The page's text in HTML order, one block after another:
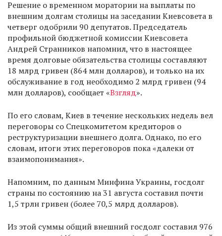
Решение о временном моратории на выплаты по
внешним долгам столицы на заседании Киевсовета в
четверг одобрили 90 депутатов. Председатель
профильной бюджетной комиссии Киевсовета
Андрей Странников напомнил, что в настоящее
время долговые обязательства столицы составляют
18 млрд гривен (864 млн долларов), и только на их
обслуживание в год необходимо 2 млрд гривен (94
млн долларов), сообщает «Взгляд».
По его словам, Киев в течение нескольких недель вел
переговоры со Спецкомитетом кредиторов о
реструктуризации внешнего долга. Однако, по его
словам, итоги этих переговоров пока «далеки от
взаимопонимания».
Напомним, по данным Минфина Украины, госдолг
страны по состоянию на 31 августа составил почти
1,5 трлн гривен (более 70,5 млрд долларов).
Из этой суммы общий внешний госдолг составил 976